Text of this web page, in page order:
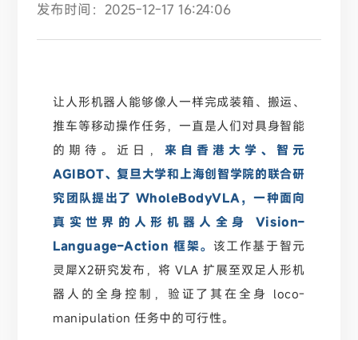
发布时间：2025-12-17 16:24:06
让人形机器人能够像人一样完成装箱、搬运、
推车等移动操作任务，一直是人们对具身智能
的期待。近日，来自香港大学、智元
AGIBOT、复旦大学和上海创智学院的联合研
究团队提出了 WholeBodyVLA，一种面向
真实世界的人形机器人全身 Vision–
Language–Action 框架。 该工作基于智元
灵犀X2研究发布，将 VLA 扩展至双足人形机
器人的全身控制，验证了其在全身 loco-
manipulation 任务中的可行性。